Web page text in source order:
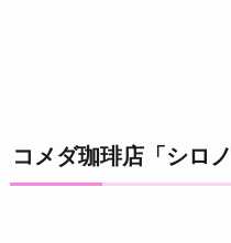
コメダ珈琲店「シロ